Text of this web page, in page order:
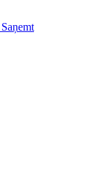
Saņemt